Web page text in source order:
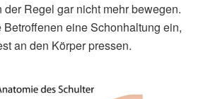
Regel gar nicht mehr bewegen.
eine Schonhaltung ein,
an den Körper pressen.